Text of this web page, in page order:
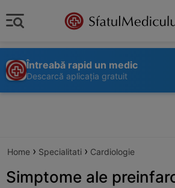
Întreabă rapid un medic
Descarcă aplicația gratuit
Home › Specialitati › Cardiologie
Simptome ale